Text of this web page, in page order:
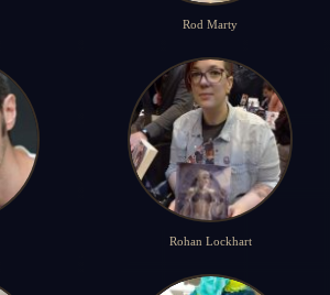
Rod Marty
Rohan Lockhart